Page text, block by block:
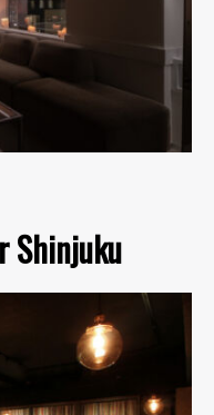
Shinjuku